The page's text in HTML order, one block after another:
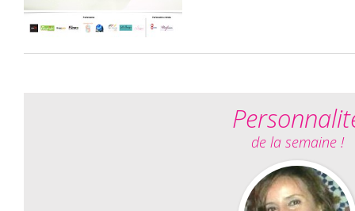
de la semaine !